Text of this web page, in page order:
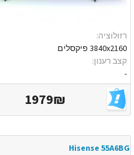
רזולוציה:
3840x2160 פיקסלים
קצב רענון:
-
1979₪
Hisense 55A6BG